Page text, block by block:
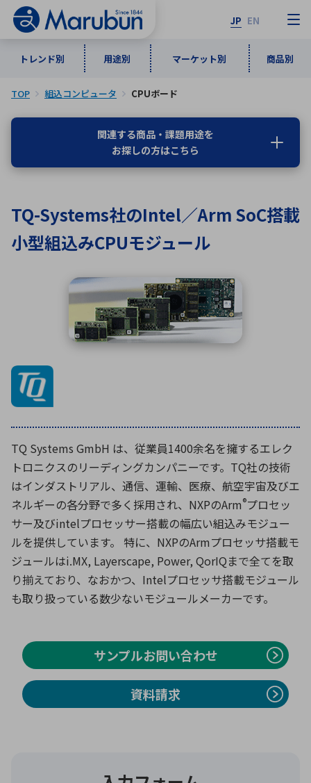
JP EN
トレンド別 用途別 マーケット別 商品別
トレンド別
インダストリアルDXソリューション
5G・Local 5G
ロボティクス（AI）
ミリ波レーダー
ブログ｜ここから始まる最新技術
用途別
通信・ネットワーク
監視・セキュリティ
品質管理・検査
製品製造・加工
レーダ・衛星通信
照射
環境構築・開発システム
マーケット別
情報通信 宇宙・防衛
民生 医療
商品別
計測・測定・表示機器 検査・分析機器
ICTソリューション 組立・ロボティクス
レーザー・光学部品
特定用途向け・その他 サービス
医療機器
メーカ一覧
な行
は行 ま行
や行
ら行
わ行
アルファベット順
B C
F G
I
Q
R S
T
U
V W
X
Y
Z
検索
TOP 組込コンピュータ CPUボード
関連する商品・課題用途を
お探しの方はこちら
TQ-Systems社のIntel／Arm SoC搭載
小型組込みCPUモジュール
TQ Systems GmbH は、従業員1400余名を擁するエレク
トロニクスのリーディングカンパニーです。​TQ社の技術
はインダストリアル、通信、運輸、医療、航空宇宙及びエ
ネルギーの各分野で多く採用され、NXP​のArm®プロセッ
サー及びintelプロセッサー搭載の幅広い組込みモジュー
ルを提供しています。 特に、NXP​のArm​プロセッサ搭載モ
ジュールはi.MX, Layerscape, Power, QorIQまで全てを取
り揃えており、なおかつ、Intelプロセッサ搭載モジュール
も取り扱っている数少ないモジュールメーカーです。
サンプルお問い合わせ
資料請求